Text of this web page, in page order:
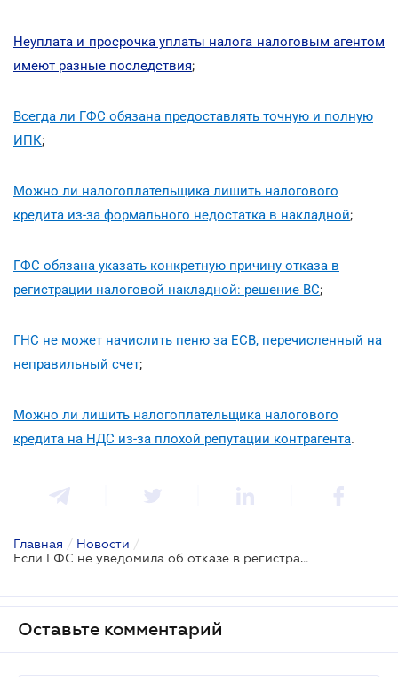
Неуплата и просрочка уплаты налога налоговым агентом
имеют разные последствия;
Всегда ли ГФС обязана предоставлять точную и полную
ИПК;
Можно ли налогоплательщика лишить налогового
кредита из-за формального недостатка в накладной;
ГФС обязана указать конкретную причину отказа в
регистрации налоговой накладной: решение ВС;
ГНС не может начислить пеню за ЕСВ, перечисленный на
неправильный счет;
Можно ли лишить налогоплательщика налогового
кредита на НДС из-за плохой репутации контрагента.
Главная / Новости /
Если ГФС не уведомила об отказе в регистрации НН, регистрация состоялась
Оставьте комментарий